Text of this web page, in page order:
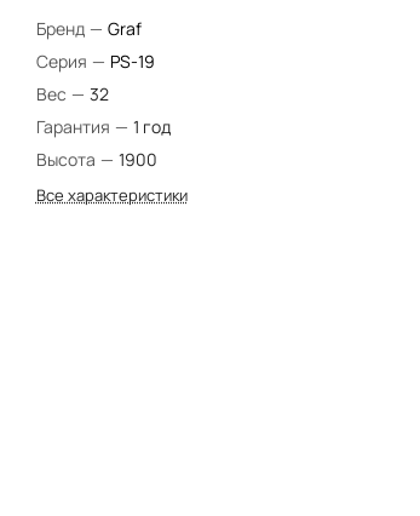
Бренд — Graf
Серия — PS-19
Вес — 32
Гарантия — 1 год
Высота — 1900
Все характеристики